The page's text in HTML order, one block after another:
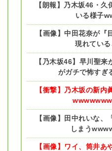
【朗報】乃木坂46・
いる様子
【画像】中田花奈が『
現れてい
【乃木坂46】早川聖
がガチで怖すぎ
【衝撃】乃木坂の新内
【画像】田中れいな、
しまう
【画像】ワイ、筒井